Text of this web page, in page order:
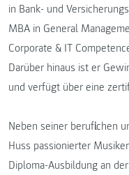
in Bank- und
MBA in General
Corporate & IT
Darüber hinaus ist er
und verfügt über eine
Neben seiner beruflichen
Huss passionierter
Diploma-Ausbildung an